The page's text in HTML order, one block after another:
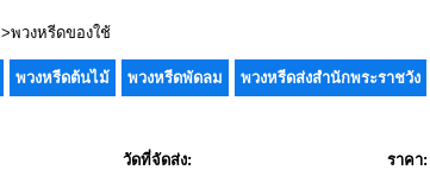
>พวงหรีดของใช้
พวงหรีดต้นไม้ พวงหรีดพัดลม พวงหรีดส่งสำนักพระราชวัง
วัดที่จัดส่ง: ราคา: